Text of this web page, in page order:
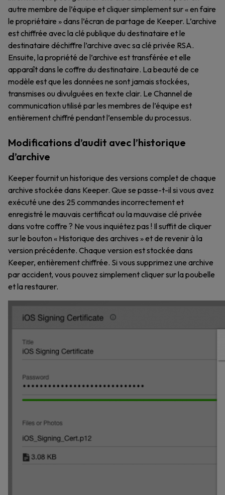
autre membre de l’équipe et cliquer simplement sur « en faire
le propriétaire » dans l’écran de partage de Keeper. L’archive
est chiffrée avec la clé publique du destinataire et le
destinataire déchiffre l’archive avec sa clé privée RSA.
Ensuite, la propriété de l’archive est transférée et elle
apparaît dans le coffre du destinataire. La beauté de ce
modèle est que les données ne sont jamais stockées,
transmises ou divulguées en texte clair. Le Channel de
communication utilisé par les membres de l’équipe est
entièrement chiffré pendant l’ensemble du processus.
Modifications d’audit avec l’historique
d’archive
Keeper fournit un historique des versions complet de chaque
archive stockée dans Keeper. Que se passe-t-il si vous avez
exécuté une des 25 commandes incorrectement et
enregistré le mauvais certificat ou la mauvaise clé privée
dans votre coffre ? Ne vous inquiétez pas ! Il suffit de cliquer
sur le bouton « Historique des archives » et de revenir à la
version précédente. Chaque version est stockée dans
Keeper, entièrement chiffrée. Si vous supprimez une archive
par accident, vous pouvez simplement cliquer sur la poubelle
et la restaurer.